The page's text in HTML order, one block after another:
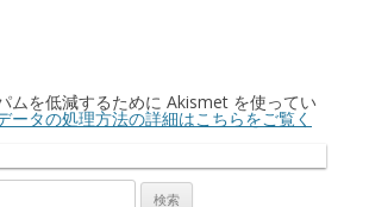
ムを低減するために Akismet を使ってい
ータの処理方法の詳細はこちらをご覧く